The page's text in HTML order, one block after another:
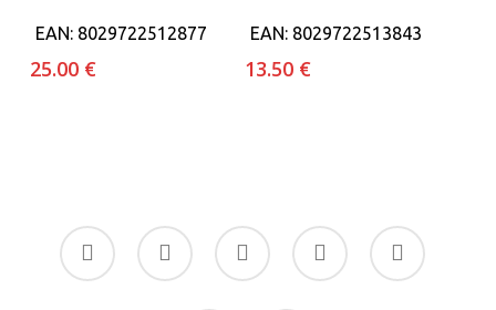
EAN: 8029722512877
25.00 €
EAN: 8029722513843
13.50 €
facebook
google-
plus
instagram whatsapp tiktok